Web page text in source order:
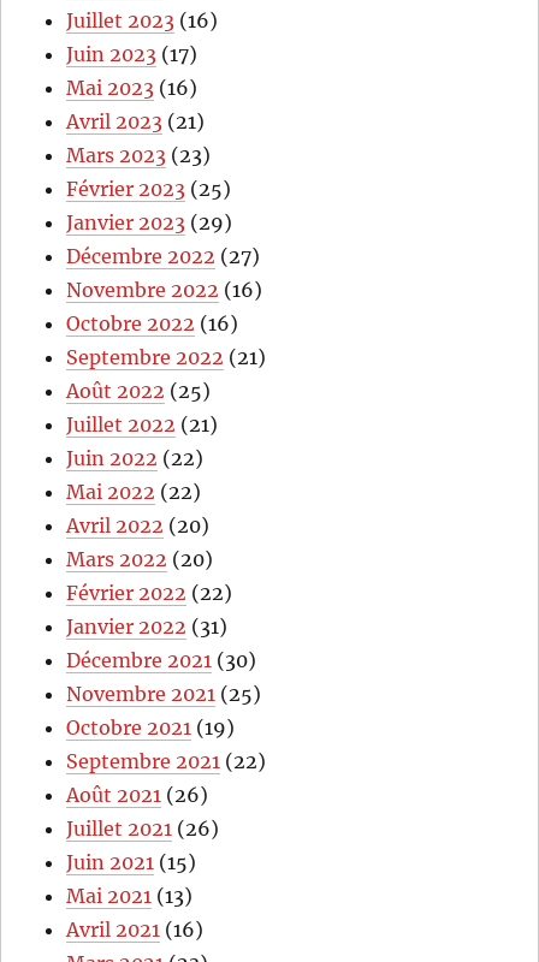
Juillet 2023 (16)
Juin 2023 (17)
Mai 2023 (16)
Avril 2023 (21)
Mars 2023 (23)
Février 2023 (25)
Janvier 2023 (29)
Décembre 2022 (27)
Novembre 2022 (16)
Octobre 2022 (16)
Septembre 2022 (21)
Août 2022 (25)
Juillet 2022 (21)
Juin 2022 (22)
Mai 2022 (22)
Avril 2022 (20)
Mars 2022 (20)
Février 2022 (22)
Janvier 2022 (31)
Décembre 2021 (30)
Novembre 2021 (25)
Octobre 2021 (19)
Septembre 2021 (22)
Août 2021 (26)
Juillet 2021 (26)
Juin 2021 (15)
Mai 2021 (13)
Avril 2021 (16)